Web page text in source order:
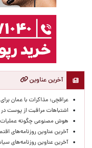
آخرین عناوین
عراقچی: مذاکرات با عمان
اشتباهات مراقبت از پوست در
هوش مصنوعی چگونه عملیات
آخرین عناوین روزنامه‌های
آخرین عناوین روزنامه‌های